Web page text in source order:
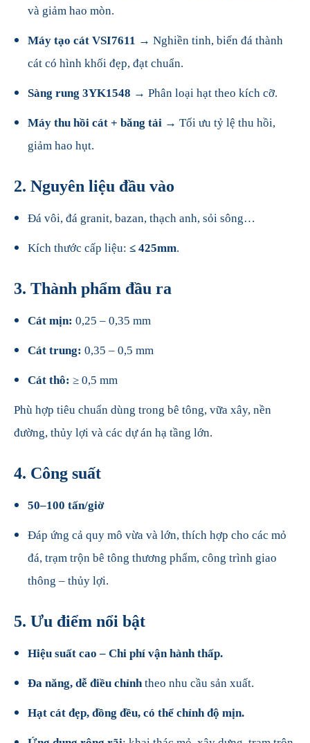
và giảm hao mòn.
Máy tạo cát VSI7611 → Nghiền tinh, biến đá thành
cát có hình khối đẹp, đạt chuẩn.
Sàng rung 3YK1548 → Phân loại hạt theo kích cỡ.
Máy thu hồi cát + băng tải → Tối ưu tỷ lệ thu hồi,
giảm hao hụt.
2. Nguyên liệu đầu vào
Đá vôi, đá granit, bazan, thạch anh, sỏi sông…
Kích thước cấp liệu: ≤ 425mm.
3. Thành phẩm đầu ra
Cát mịn: 0,25 – 0,35 mm
Cát trung: 0,35 – 0,5 mm
Cát thô: ≥ 0,5 mm
Phù hợp tiêu chuẩn dùng trong bê tông, vữa xây, nền
đường, thủy lợi và các dự án hạ tầng lớn.
4. Công suất
50–100 tấn/giờ
Đáp ứng cả quy mô vừa và lớn, thích hợp cho các mỏ
đá, trạm trộn bê tông thương phẩm, công trình giao
thông – thủy lợi.
5. Ưu điểm nổi bật
Hiệu suất cao – Chi phí vận hành thấp.
Đa năng, dễ điều chỉnhtheo nhu cầu sản xuất.
Hạt cát đẹp, đồng đều, có thể chỉnh độ mịn.